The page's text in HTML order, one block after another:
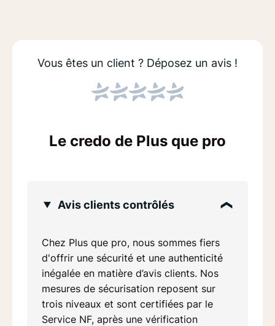
Vous êtes un client ? Déposez un avis !
Le credo de Plus que pro
Avis clients contrôlés
Chez Plus que pro, nous sommes fiers
d'offrir une sécurité et une authenticité
inégalée en matière d’avis clients. Nos
mesures de sécurisation reposent sur
trois niveaux et sont certifiées par le
Service NF, après une vérification